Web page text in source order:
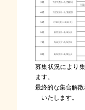
募集状況により
ます。
最終的な集合解
いたします。